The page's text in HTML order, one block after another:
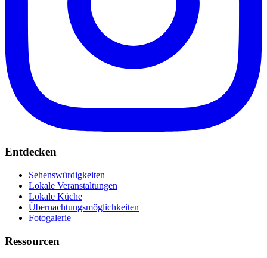
Entdecken
Sehenswürdigkeiten
Lokale Veranstaltungen
Lokale Küche
Übernachtungsmöglichkeiten
Fotogalerie
Ressourcen